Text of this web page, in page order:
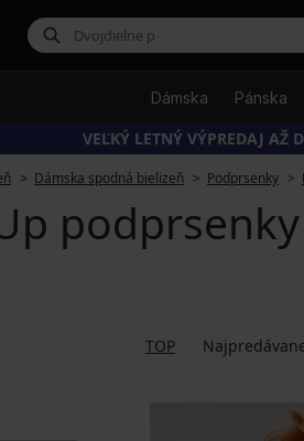
Dámska Pánska
VEĽKÝ LETNÝ VÝPREDAJ AŽ
Dámska spodná bielizeň Podprsenky
TOP